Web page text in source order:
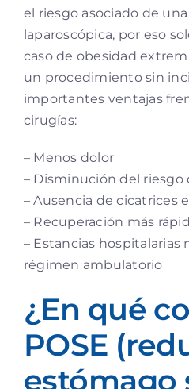
el riesgo asociado de
laparoscópica, por eso
caso de obesidad
un procedimiento sin
importantes ventajas
cirugías:
– Menos dolor
– Disminución del riesgo
– Ausencia de cicatrices
– Recuperación más
– Estancias hospitalarias
régimen ambulatorio
¿En qué
POSE
estómago